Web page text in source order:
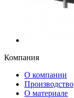
Компания
О компании
Производство
О материале